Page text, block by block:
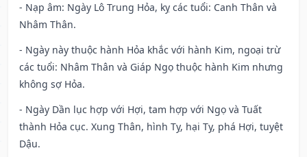
- Nạp âm: Ngày Lô Trung Hỏa, kỵ các tuổi: Canh Thân và
Nhâm Thân.
- Ngày này thuộc hành Hỏa khắc với hành Kim, ngoại trừ
các tuổi: Nhâm Thân và Giáp Ngọ thuộc hành Kim nhưng
không sợ Hỏa.
- Ngày Dần lục hợp với Hợi, tam hợp với Ngọ và Tuất
thành Hỏa cục. Xung Thân, hình Tỵ, hại Tỵ, phá Hợi, tuyệt
Dậu.